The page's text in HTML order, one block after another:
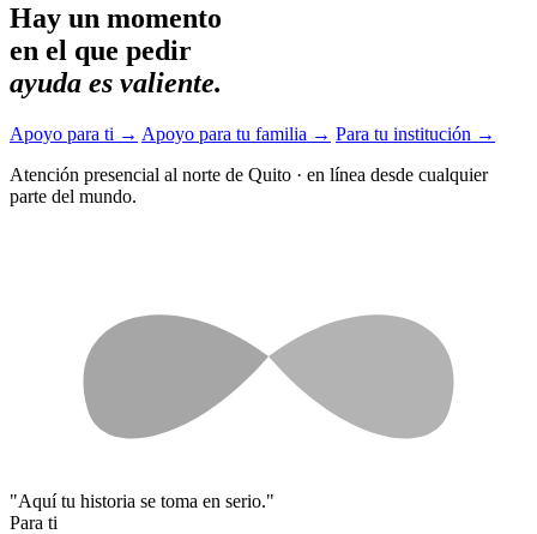
Hay un momento
en el que pedir
ayuda es valiente.
Apoyo para ti → Apoyo para tu familia → Para tu institución →
Atención presencial al norte de Quito · en línea desde cualquier
parte del mundo.
"Aquí tu historia se toma en serio."
Para ti